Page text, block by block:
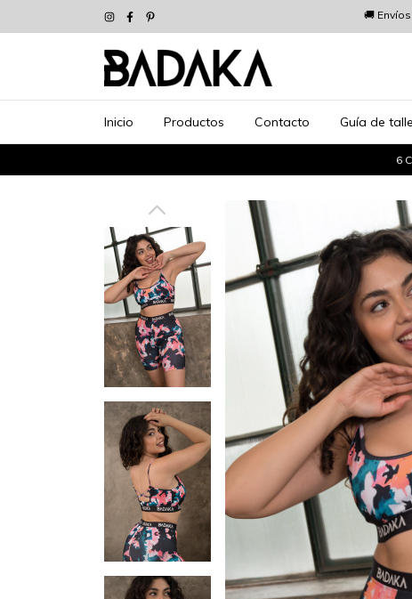
🚚
Inicio Productos Contacto Guía de
6